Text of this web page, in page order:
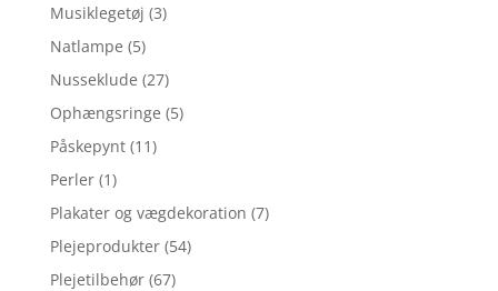
Musiklegetøj (3)
Natlampe (5)
Nusseklude (27)
Ophængsringe (5)
Påskepynt (11)
Perler (1)
Plakater og vægdekoration (7)
Plejeprodukter (54)
Plejetilbehør (67)